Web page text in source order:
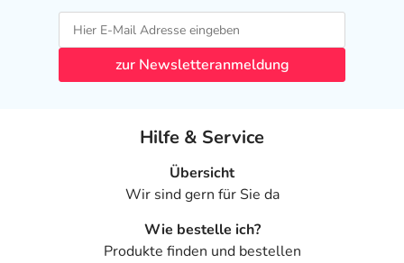
zur Newsletteranmeldung
Hilfe & Service
Übersicht
Wir sind gern für Sie da
Wie bestelle ich?
Produkte finden und bestellen